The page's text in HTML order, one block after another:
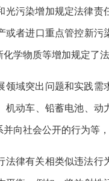
光污染增加规定法律
或者进口重点管控新
学物质等增加规定了
领域突出问题和实践
机动车、铅蓄电池、
向社会公开的行为等
法律有关相类似违法